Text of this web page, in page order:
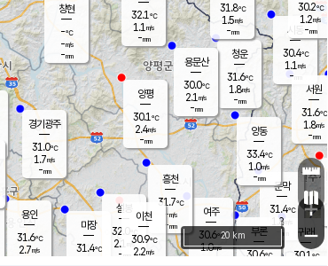
문막
31.4℃
1.8
mm
부론
30.6℃
청운
31.6℃
1.8m/s
-mm
31.8℃
1.5m/s
-mm
용인
31.6℃
2.7m/s
여주
30.6℃
1.0m/s
양동
33.4℃
1.0m/s
-mm
경기광주
31.0℃
1.7m/s
-mm
32.1℃
1.1 m/s
-mm
창현
-℃
-m/s
-mm
흥천
31.7℃
-m/s
-mm
마장
31.4℃
설봉
32.0
2.1 m/s
- mm
시동
30.4℃
1.1 m/s
- mm
귀래
30.1 ℃
서원
31.6℃
1.8m/s
-mm
용문산
30.0℃
2.1 m/s
-mm
30.2℃
1.2m/s
-mm
이천
30.9℃
2.2m/s
양평
30.1℃
2.4m/s
-mm
+
−
20 km